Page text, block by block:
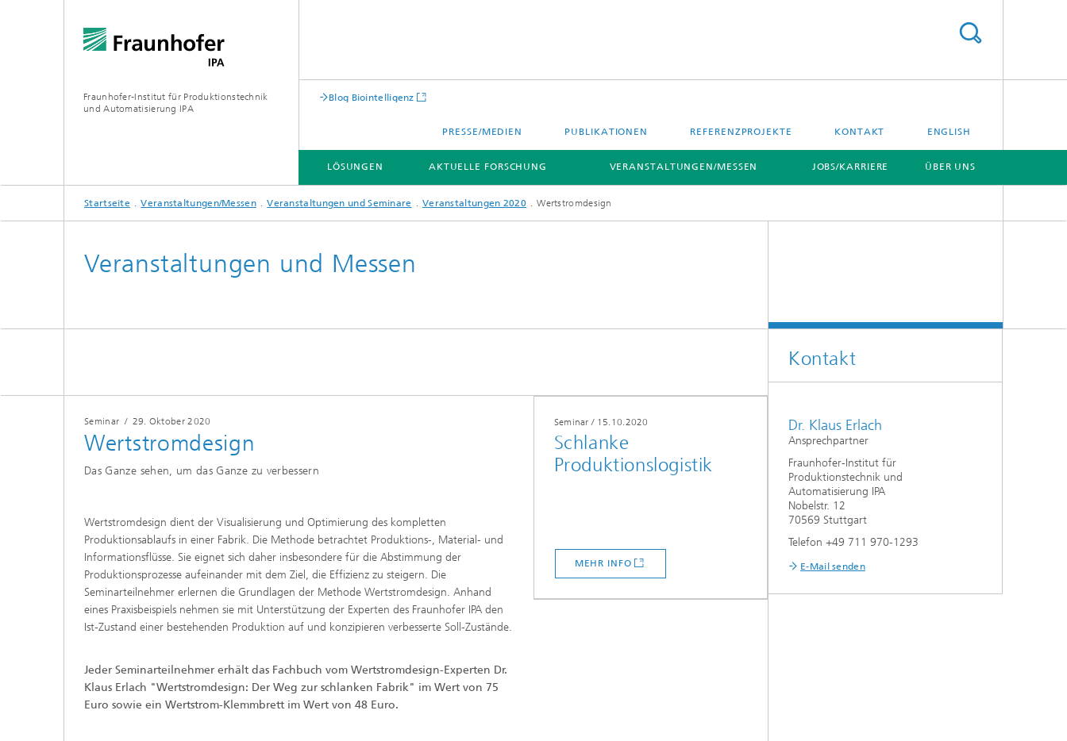
Fraunhofer-Institut für Produktionstechnik
und Automatisierung IPA
Blog Biointelligenz
PRESSE/MEDIEN PUBLIKATIONEN REFERENZPROJEKTE KONTAKT ENGLISH
LÖSUNGEN AKTUELLE FORSCHUNG VERANSTALTUNGEN/MESSEN JOBS/KARRIERE ÜBER UNS
Startseite Veranstaltungen/Messen Veranstaltungen und Seminare Veranstaltungen 2020 Wertstromdesign
Veranstaltungen und Messen
Seminar / 29. Oktober 2020
Wertstromdesign
Das Ganze sehen, um das Ganze zu verbessern
Wertstromdesign dient der Visualisierung und Optimierung des kompletten
Produktionsablaufs in einer Fabrik. Die Methode betrachtet Produktions-, Material- und
Informationsflüsse. Sie eignet sich daher insbesondere für die Abstimmung der
Produktionsprozesse aufeinander mit dem Ziel, die Effizienz zu steigern. Die
Seminarteilnehmer erlernen die Grundlagen der Methode Wertstromdesign. Anhand
eines Praxisbeispiels nehmen sie mit Unterstützung der Experten des Fraunhofer IPA den
Ist-Zustand einer bestehenden Produktion auf und konzipieren verbesserte Soll-Zustände.
Jeder Seminarteilnehmer erhält das Fachbuch vom Wertstromdesign-Experten Dr.
Klaus Erlach "Wertstromdesign: Der Weg zur schlanken Fabrik" im Wert von 75
Euro sowie ein Wertstrom-Klemmbrett im Wert von 48 Euro.
Seminar / 15.10.2020
Schlanke
Produktionslogistik
MEHR INFO
Kontakt
Dr. Klaus Erlach
Ansprechpartner
Fraunhofer-Institut für
Produktionstechnik und
Automatisierung IPA
Nobelstr. 12
70569 Stuttgart
Telefon +49 711 970-1293
E-Mail senden